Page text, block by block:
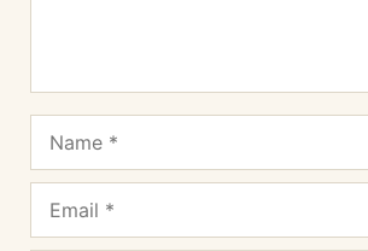
Name
Email